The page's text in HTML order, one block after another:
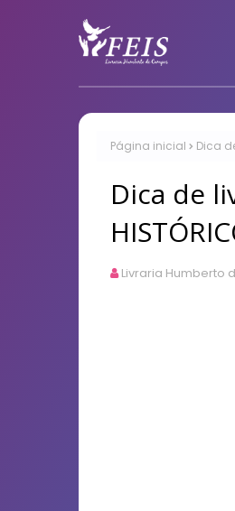
Página inicial Dica
Dica de
Livraria Humberto